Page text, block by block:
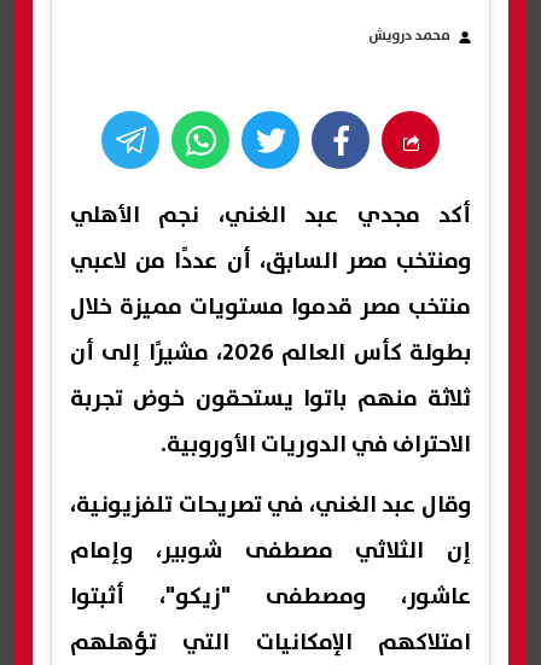
محمد درويش
أكد مجدي عبد الغني، نجم الأهلي
ومنتخب مصر السابق، أن عددًا من لاعبي
منتخب مصر قدموا مستويات مميزة خلال
بطولة كأس العالم 2026، مشيرًا إلى أن
ثلاثة منهم باتوا يستحقون خوض تجربة
الاحتراف في الدوريات الأوروبية.
وقال عبد الغني، في تصريحات تلفزيونية،
إن الثلاثي مصطفى شوبير، وإمام
عاشور، ومصطفى "زيكو"، أثبتوا
امتلاكهم الإمكانيات التي تؤهلهم